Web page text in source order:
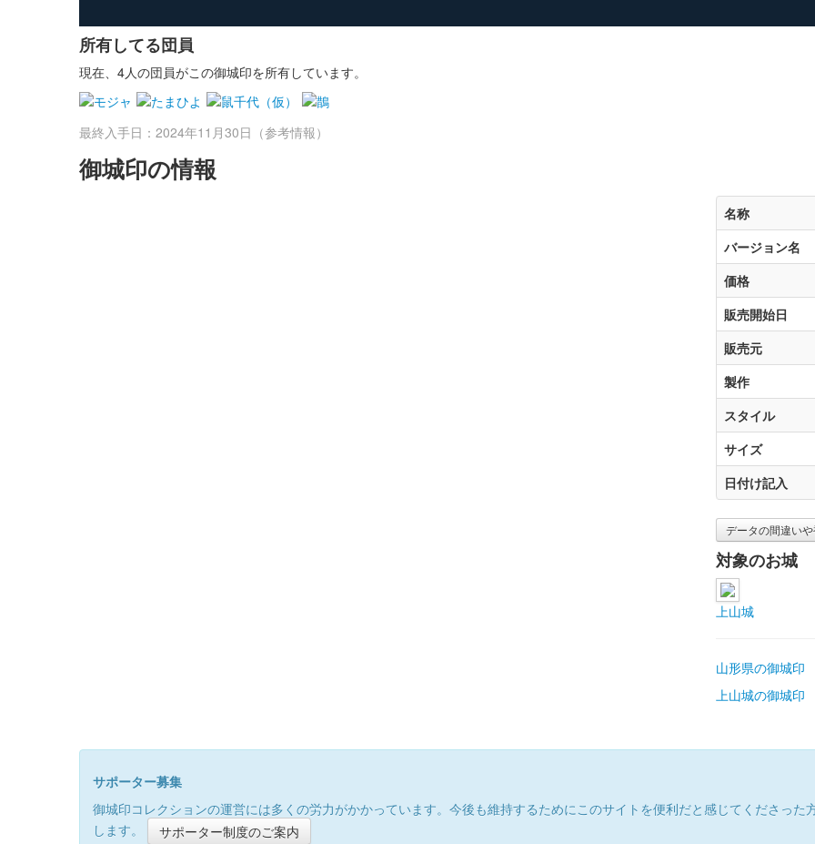
所有してる団員
現在、4人の団員がこの御城印を所有しています。
最終入手日：2024年11月30日（参考情報）
御城印の情報
名称
バージョン名
価格
販売開始日
販売元
製作
スタイル
サイズ
日付け記入
データの間違い
対象のお城
上山城
山形県の御城印
上山城の御城印
サポーター募集
御城印コレクションの運営には多くの労力がかかっています。今後も維持するためにこのサイトを便利だと感じてくださっ
します。
サポーター制度のご案内